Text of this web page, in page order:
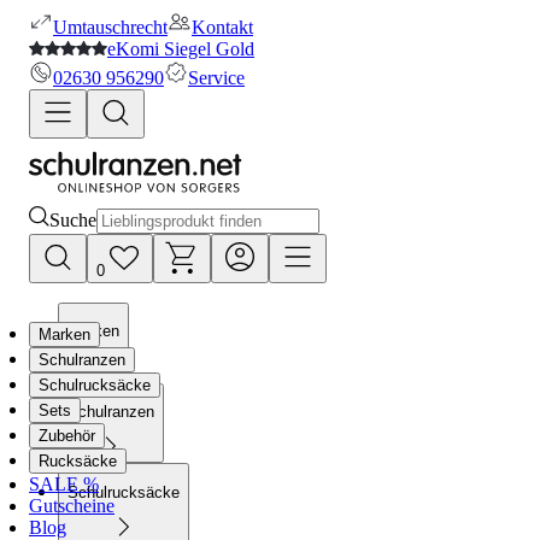
Umtauschrecht
Kontakt
eKomi Siegel Gold
02630 956290
Service
Suche
0
Marken
Schulranzen
Schulrucksäcke
Marken
Schulranzen
Schulrucksäcke
Sets
Zubehör
Rucksäcke
SALE %
Gutscheine
Blog